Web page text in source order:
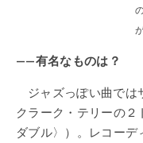
——有名なものは？
ジャズっぽい曲では
クラーク・テリーの２
ダブル〉）。レコー